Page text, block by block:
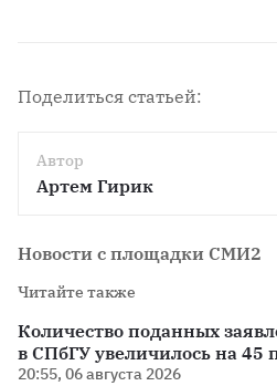
Поделиться статьей:
Автор
Артем Гирик
Новости с площадки СМИ2
Читайте также
Количество поданных
в СПбГУ увеличилось на 45
20:55, 06 августа 2026